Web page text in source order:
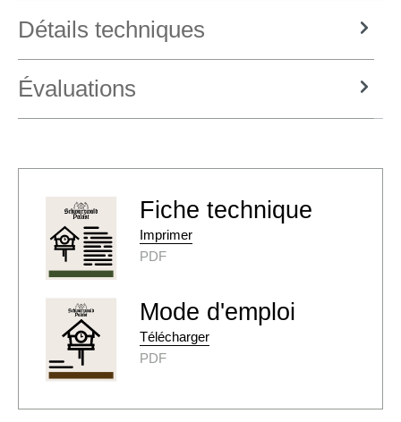
Détails techniques
Évaluations
Fiche technique
Imprimer
PDF
Mode d'emploi
Télécharger
PDF